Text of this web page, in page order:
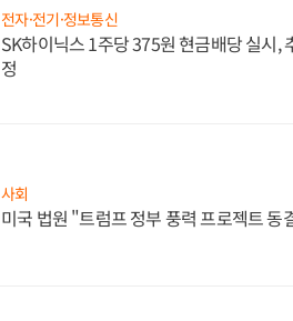
전자·전기·정보통신
SK하이닉스 1주당 375원 현금배당 실시,
정
사회
미국 법원 "트럼프 정부 풍력 프로젝트 동